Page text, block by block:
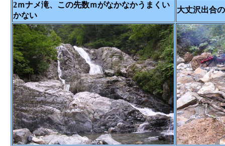
2ｍナメ滝、この先数ｍがなかなかうまくい
かない
大丈沢出合